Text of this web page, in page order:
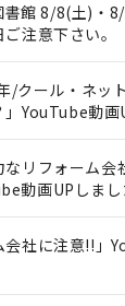
館 8/8(土)・
注意下さい。
/クール・ネッ
」YouTube動画
なリフォーム会
動画UPしまし
会社に注意!!」